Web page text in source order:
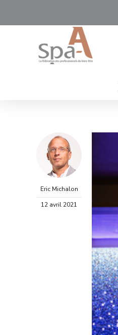
Eric Michalon
12 avril 2021